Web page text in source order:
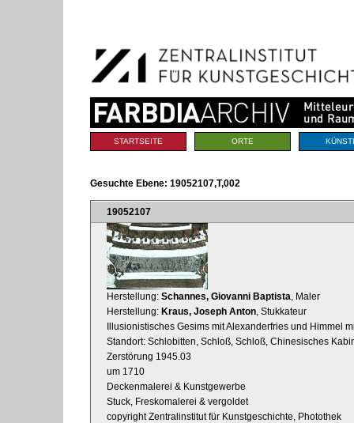
Navigation
Sektionen
STARTSEITE ORTE
Gesuchte Ebene: 19052107,T,002
19052107
Herstellung: Schannes, Giovanni Baptista , Maler
Herstellung: Kraus, Joseph Anton , Stukkateur
Illusionistisches Gesims mit Alexanderfries und Himmel
Standort: Schlobitten, Schloß, Schloß, Chinesisches
Zerstörung 1945.03
um 1710
Deckenmalerei & Kunstgewerbe
Stuck, Freskomalerei & vergoldet
copyright Zentralinstitut für Kunstgeschichte, Photothek